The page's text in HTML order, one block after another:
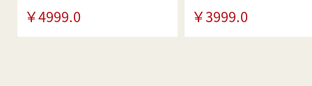
￥4999.0 ￥3999.0